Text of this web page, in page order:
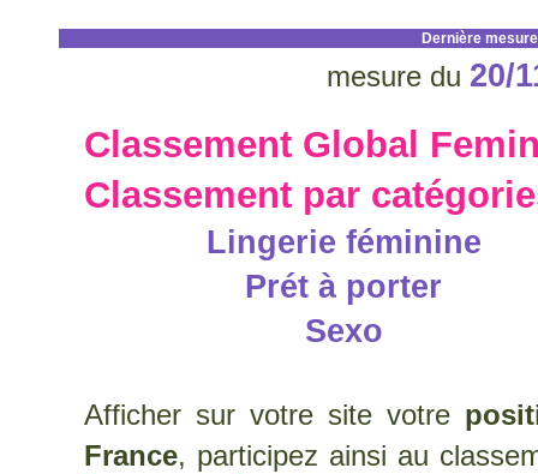
Dernière mesure
mesure du 20/
Classement Global
Classement par
Lingerie féminine
Prét à porter
Sexo
Afficher sur votre site votre
France, participez ainsi au